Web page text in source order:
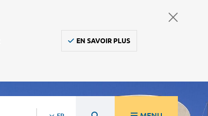
EN SAVOIR PLUS